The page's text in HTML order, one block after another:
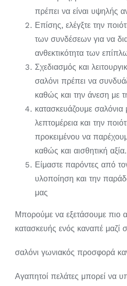
πρέπει να είναι υψηλής
Επίσης, ελέγξτε την
των συνδέσεων για να
ανθεκτικότητα των
Σχεδιασμός και
σαλόνι πρέπει να
καθώς και την άνεση με
κατασκευάζουμε
λεπτομέρεια και την
προκειμένου να
καθώς και αισθητική αξία.
Είμαστε παρόντες από
υλοποίηση και την
μας
Μπορούμε να εξετάσουμε πιο
κατασκευής ενός καναπέ μαζί
σαλόνι γωνιακός προσφορά
Αγαπητοί πελάτες μπορεί να